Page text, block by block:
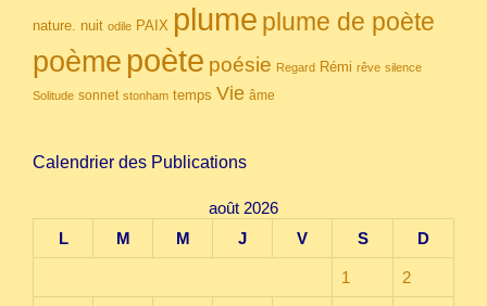
nature. nuit odile PAIX plume plume de poète
poème poète poésie Regard Rémi rêve silence
Solitude sonnet stonham temps Vie âme
Calendrier des Publications
août 2026
L
M M J V S D
1 2